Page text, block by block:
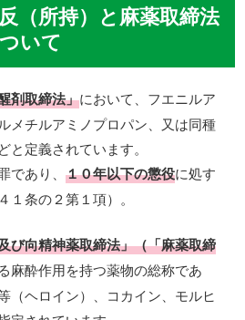
（所持）と麻薬取締法
いて
剤取締法」において、フエニルア
メチルアミノプロパン、又は同種
定義されています。
であり、１０年以下の懲役に処す
１条の２第１項）。
び向精神薬取締法」（「麻薬取締
麻酔作用を持つ薬物の総称であ
（ヘロイン）、コカイン、モルヒ